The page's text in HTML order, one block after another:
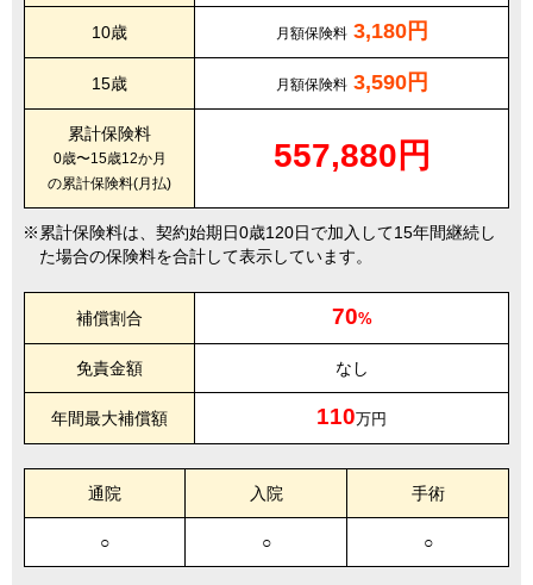
10歳 月額保険料 3,180円
15歳 月額保険料 3,590円
累計保険料
0歳〜15歳12か月
の累計保険料(月払)
557,880円
累計保険料は、契約始期日0歳120日で加入して15年間継続し
た場合の保険料を合計して表示しています。
補償割合 70%
免責金額 なし
年間最大補償額 110万円
通院 入院 手術
○ ○ ○